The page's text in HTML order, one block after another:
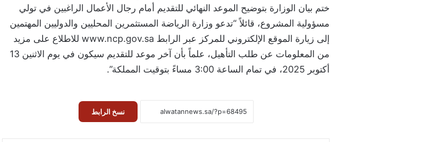
‎ختم بيان الوزارة بتوضيح الموعد النهائي للتقديم أمام رجال الأعمال الراغبين في تولي
مسؤولية المشروع، قائلاً “تدعو وزارة الرياضة المستثمرين المحليين والدوليين المهتمين
إلى زيارة الموقع الإلكتروني للمركز عبر الرابط www.ncp.gov.sa للاطلاع على مزيد
من المعلومات عن طلب التأهيل، علماً بأن آخر موعد للتقديم سيكون في يوم الاثنين 13
أكتوبر 2025، في تمام الساعة 3:00 مساءً بتوقيت المملكة”.
نسخ الرابط